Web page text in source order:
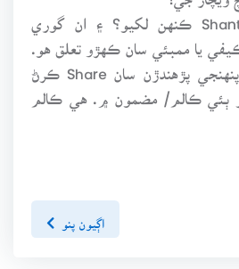
انگريزي ناول Shantaram ڪنهن لکيو؟ ۽ ان گوري
يا ممبئي سان ڪهڙو تعلق هو.
ٻئي ڪالم/ مضمون ۾. هي ڪالم
اڳيون پنو